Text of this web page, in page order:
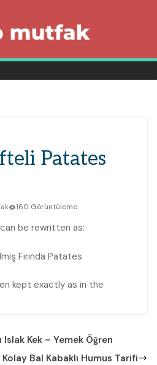
Patates
160 Görüntüleme
be rewritten as:
Fırında Patates
kept exactly as in the
Kek – Yemek Öğren
Kolay Bal Kabaklı Humus Tarifi